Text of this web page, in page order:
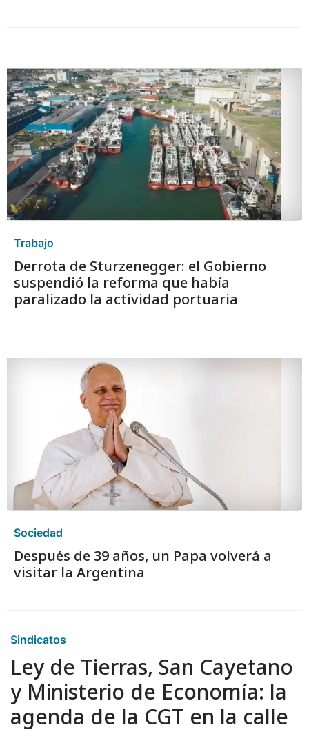
Trabajo
Derrota de Sturzenegger: el Gobierno
suspendió la reforma que había
paralizado la actividad portuaria
Sociedad
Después de 39 años, un Papa volverá a
visitar la Argentina
Sindicatos
Ley de Tierras, San Cayetano
y Ministerio de Economía: la
agenda de la CGT en la calle